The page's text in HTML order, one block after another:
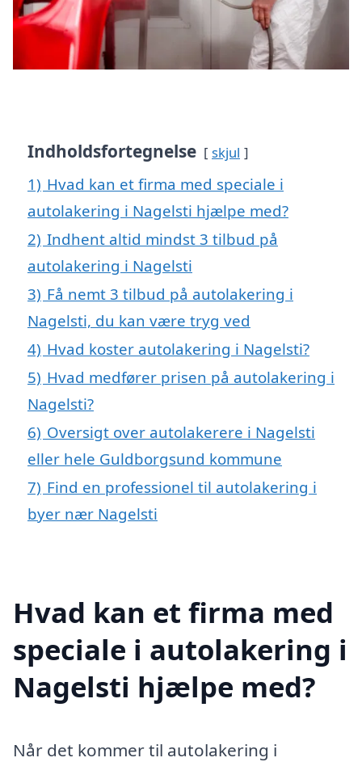
Indholdsfortegnelse skjul
1) Hvad kan et firma med speciale i
autolakering i Nagelsti hjælpe med?
2) Indhent altid mindst 3 tilbud på
autolakering i Nagelsti
3) Få nemt 3 tilbud på autolakering i
Nagelsti, du kan være tryg ved
4) Hvad koster autolakering i Nagelsti?
5) Hvad medfører prisen på autolakering i
Nagelsti?
6) Oversigt over autolakerere i Nagelsti
eller hele Guldborgsund kommune
7) Find en professionel til autolakering i
byer nær Nagelsti
Hvad kan et firma med
speciale i autolakering i
Nagelsti hjælpe med?
Når det kommer til autolakering i